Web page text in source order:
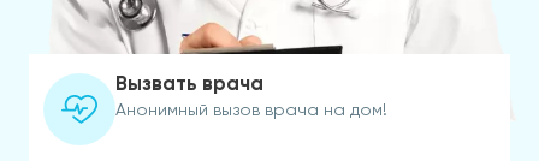
Вызвать врача
Анонимный вызов врача на дом!